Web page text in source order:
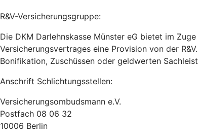
R&V-Versicherungsgruppe:
Die DKM Darlehnskasse Münster eG bietet im
Versicherungsvertrages eine Provision von der
Bonifikation, Zuschüssen oder geldwerten
Anschrift Schlichtungsstellen:
Versicherungsombudsmann e.V.
Postfach 08 06 32
10006 Berlin